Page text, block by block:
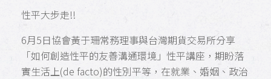
性平大步走!!
6月5日協會黃于珊常務理事與台灣期貨交易所分享
「如何創造性平的友善溝通環境」性平講座，期盼落
實生活上(de facto)的性別平等，在就業、婚姻、政治